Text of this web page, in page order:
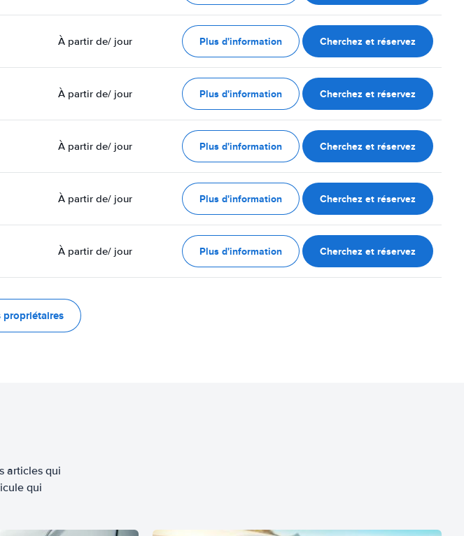
À partir de/ jour Plus d'information Cherchez et réservez
À partir de/ jour Plus d'information Cherchez et réservez
À partir de/ jour Plus d'information Cherchez et réservez
À partir de/ jour Plus d'information Cherchez et réservez
À partir de/ jour Plus d'information Cherchez et réservez
articles qui
qui